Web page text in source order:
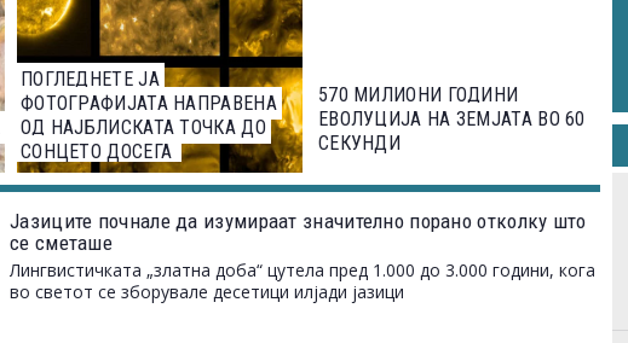
ПОГЛЕДНЕТЕ ЈА
ФОТОГРАФИЈАТА НАПРАВЕНА
ОД НАЈБЛИСКАТА ТОЧКА ДО
СОНЦЕТО ДОСЕГА
570 МИЛИОНИ ГОДИНИ
ЕВОЛУЦИЈА НА ЗЕМЈАТА ВО 60
СЕКУНДИ
Јазиците почнале да изумираат значително порано отколку што
се сметаше
Лингвистичката „златна доба“ цутела пред 1.000 до 3.000 години, кога
во светот се зборувале десетици илјади јазици